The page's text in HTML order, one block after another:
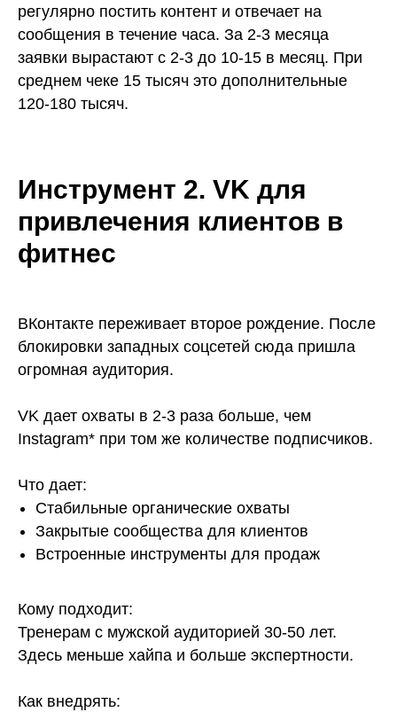
регулярно постить контент и отвечает на
сообщения в течение часа. За 2-3 месяца
заявки вырастают с 2-3 до 10-15 в месяц. При
среднем чеке 15 тысяч это дополнительные
120-180 тысяч.
Инструмент 2. VK для
привлечения клиентов в
фитнес
ВКонтакте переживает второе рождение. После
блокировки западных соцсетей сюда пришла
огромная аудитория.
VK дает охваты в 2-3 раза больше, чем
Instagram* при том же количестве подписчиков.
Что дает:
Стабильные органические охваты
Закрытые сообщества для клиентов
Встроенные инструменты для продаж
Кому подходит:
Тренерам с мужской аудиторией 30-50 лет.
Здесь меньше хайпа и больше экспертности.
Как внедрять: